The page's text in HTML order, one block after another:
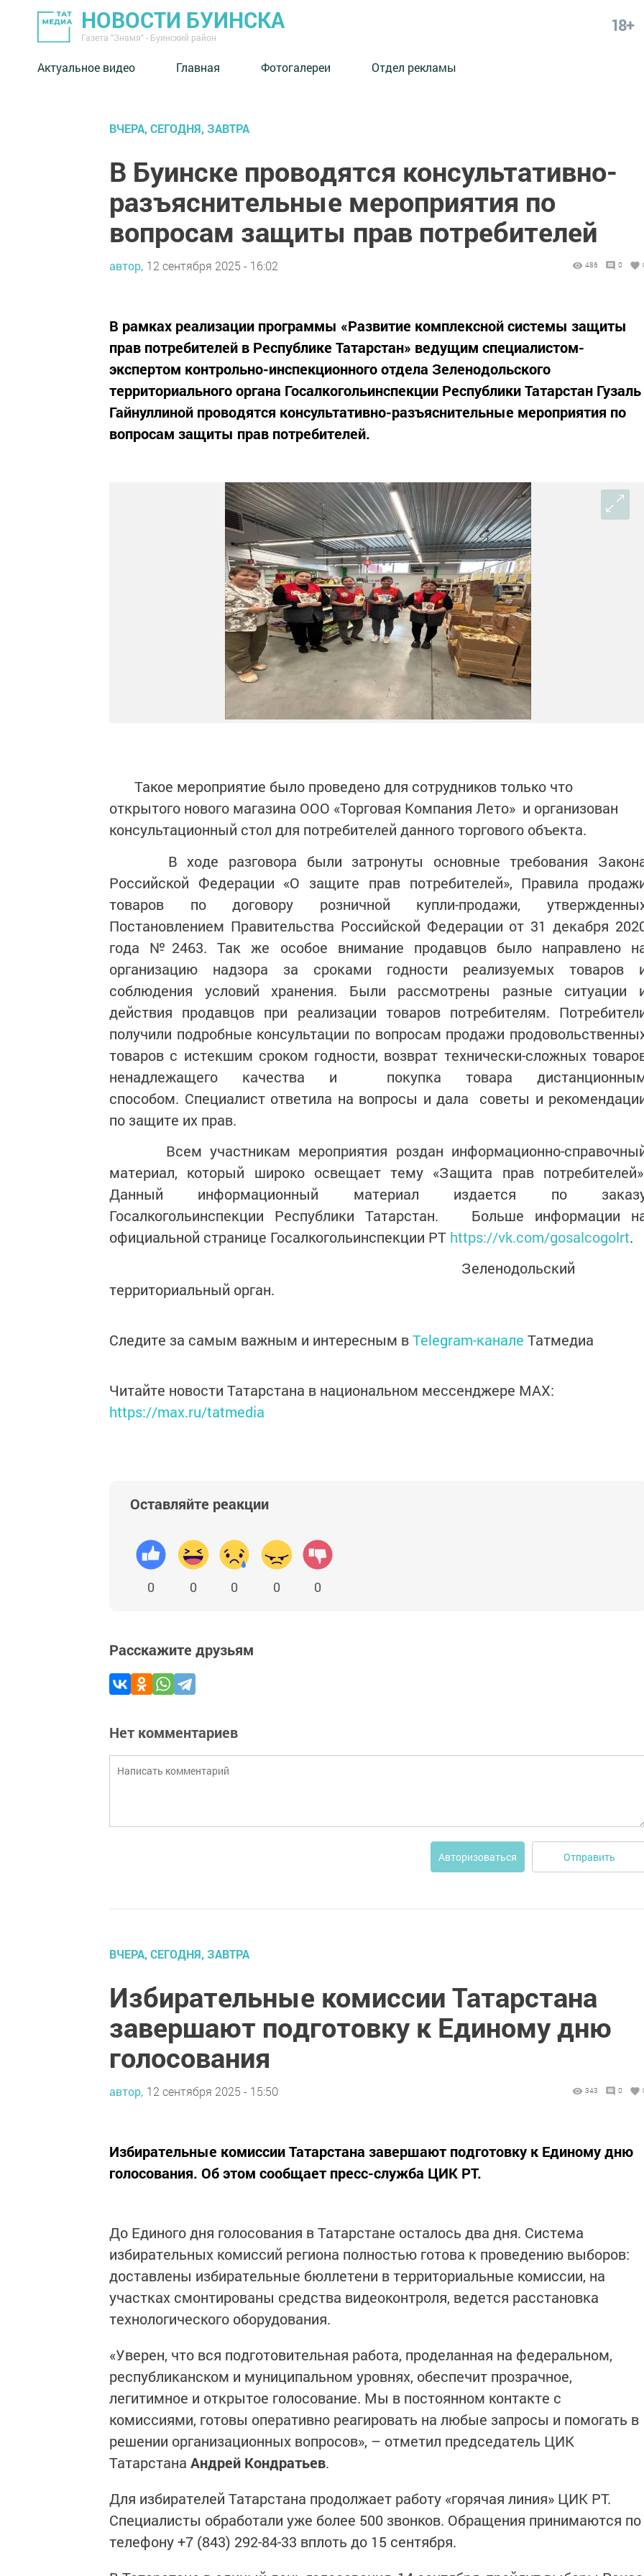
НОВОСТИ БУИНСКА
Газета "Знамя" - Буинский район
18+
Актуальное видео Главная Фотогалереи Отдел рекламы
ВЧЕРА, СЕГОДНЯ, ЗАВТРА
В Буинске проводятся консультативно-
разъяснительные мероприятия по
вопросам защиты прав потребителей
автор, 12 сентября 2025 - 16:02 486 0
В рамках реализации программы «Развитие комплексной системы защиты
прав потребителей в Республике Татарстан» ведущим специалистом-
экспертом контрольно-инспекционного отдела Зеленодольского
территориального органа Госалкогольинспекции Республики Татарстан Гузаль
Гайнуллиной проводятся консультативно-разъяснительные мероприятия по
вопросам защиты прав потребителей.
Такое мероприятие было проведено для сотрудников только что
открытого нового магазина ООО «Торговая Компания Лето» и организован
консультационный стол для потребителей данного торгового объекта.
В ходе разговора были затронуты основные требования
Российской Федерации «О защите прав потребителей», Правила
товаров по договору розничной купли-продажи,
Постановлением Правительства Российской Федерации от 31 декабря
года №2463. Так же особое внимание продавцов было направлено
организацию надзора за сроками годности реализуемых товаров
соблюдения условий хранения. Были рассмотрены разные ситуации
действия продавцов при реализации товаров потребителям.
получили подробные консультации по вопросам продажи
товаров с истекшим сроком годности, возврат технически-сложных
ненадлежащего качества и покупка товара
способом. Специалист ответила на вопросы и дала советы и
по защите их прав.
Всем участникам мероприятия роздан информационно-
материал, который широко освещает тему «Защита прав
Данный информационный материал издается по
Госалкогольинспекции Республики Татарстан. Больше информации
официальной странице Госалкогольинспекции РТ https://vk.com/gosalcogolrt.
Зеленодольский
территориальный орган.
Следите за самым важным и интересным вTelegram-канале Татмедиа
Читайте новости Татарстана в национальном мессенджере MАХ:
https://max.ru/tatmedia
Оставляйте реакции
0 0 0 0 0
Расскажите друзьям
Нет комментариев
Авторизоваться Отправить
ВЧЕРА, СЕГОДНЯ, ЗАВТРА
Избирательные комиссии Татарстана
завершают подготовку к Единому дню
голосования
автор, 12 сентября 2025 - 15:50 343 0
Избирательные комиссии Татарстана завершают подготовку к Единому дню
голосования. Об этом сообщает пресс-служба ЦИК РТ.
До Единого дня голосования в Татарстане осталось два дня. Система
избирательных комиссий региона полностью готова к проведению выборов:
доставлены избирательные бюллетени в территориальные комиссии, на
участках смонтированы средства видеоконтроля, ведется расстановка
технологического оборудования.
«Уверен, что вся подготовительная работа, проделанная на федеральном,
республиканском и муниципальном уровнях, обеспечит прозрачное,
легитимное и открытое голосование. Мы в постоянном контакте с
комиссиями, готовы оперативно реагировать на любые запросы и помогать в
решении организационных вопросов», – отметил председатель ЦИК
Татарстана Андрей Кондратьев.
Для избирателей Татарстана продолжает работу «горячая линия» ЦИК РТ.
Специалисты обработали уже более 500 звонков. Обращения принимаются по
телефону +7 (843) 292-84-33 вплоть до 15 сентября.